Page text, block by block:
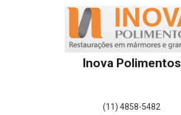
Inova Polimentos
(11) 4858-5482